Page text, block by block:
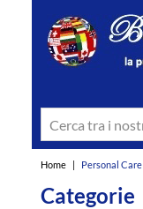
Home | Personal Care
Categorie